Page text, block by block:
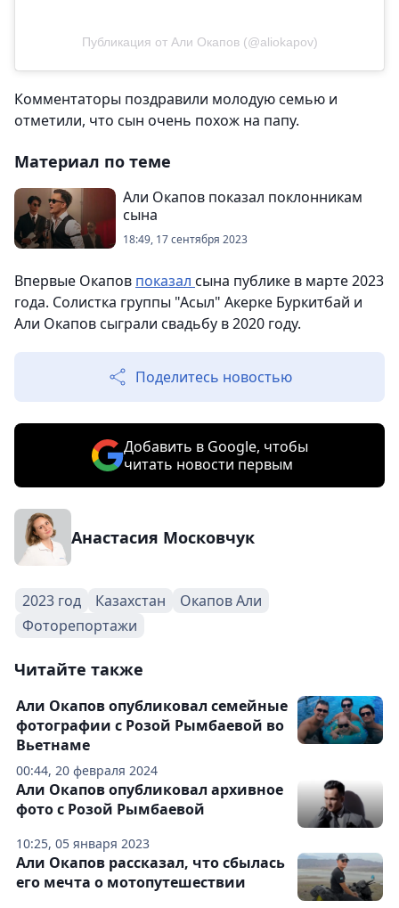
Публикация от Али Окапов (@aliokapov)
Комментаторы поздравили молодую семью и
отметили, что сын очень похож на папу.
Материал по теме
Али Окапов показал поклонникам
сына
18:49, 17 сентября 2023
Впервые Окапов показал сына публике в марте 2023
года. Солистка группы "Асыл" Акерке Буркитбай и
Али Окапов сыграли свадьбу в 2020 году.
Поделитесь новостью
Добавить в Google, чтобы
читать новости первым
Анастасия Московчук
2023 год Казахстан
Окапов Али
Фоторепортажи
Читайте также
00:44, 20 февраля 2024
Али Окапов опубликовал семейные
фотографии с Розой Рымбаевой во
Вьетнаме
10:25, 05 января 2023
Али Окапов опубликовал архивное
фото с Розой Рымбаевой
Али Окапов рассказал, что сбылась
его мечта о мотопутешествии